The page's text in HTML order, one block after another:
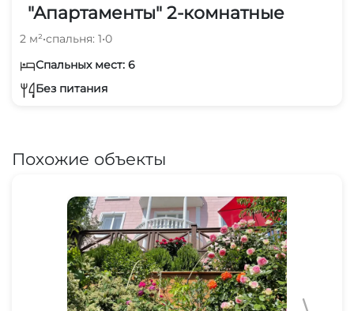
"Апартаменты" 2-комнатные
2 м²•спальня: 1•0
Спальных мест: 6
Без питания
Похожие объекты